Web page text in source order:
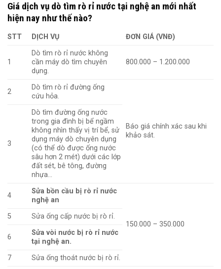
Giá dịch vụ dò tìm rò rỉ nước tại nghệ an mới nhất
hiện nay như thế nào?
STT DỊCH VỤ ĐƠN GIÁ (VNĐ)
1
Dò tìm rò rỉ nước không
cần máy dò tìm chuyên
dụng.
800.000 – 1.200.000
2
Dò tìm rò rỉ đường ống
cứu hỏa.
Báo giá chính xác sau khi
khảo sát.
3
Dò tìm đường ống nước
trong gia đình bị bể ngầm
không nhìn thấy vị trí bể, sử
dụng máy dò chuyên dụng
(có thể dò được ống nước
sâu hơn 2 mét) dưới các lớp
đất sét, bê tông, đường
nhựa…
4
Sửa bồn cầu bị rò rỉ nước
nghệ an
150.000 – 350.000
5 Sửa ống cấp nước bị rò rỉ.
6
Sửa vòi nước bị rò rỉ nước
tại nghệ an.
7
Sửa ống thoát nước bị rò rỉ.